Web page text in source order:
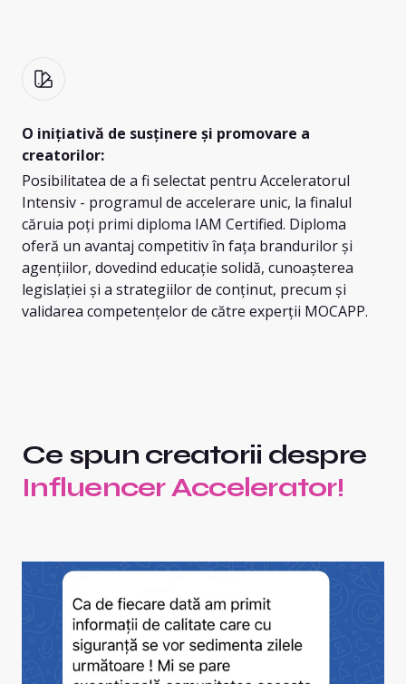
O inițiativă de susținere și promovare a
creatorilor:
Posibilitatea de a fi selectat pentru Acceleratorul
Intensiv - programul de accelerare unic, la finalul
căruia poți primi diploma IAM Certified. Diploma
oferă un avantaj competitiv în fața brandurilor și
agențiilor, dovedind educație solidă, cunoașterea
legislației și a strategiilor de conținut, precum și
validarea competențelor de către experții MOCAPP.
Ce spun creatorii despre
Influencer Accelerator!